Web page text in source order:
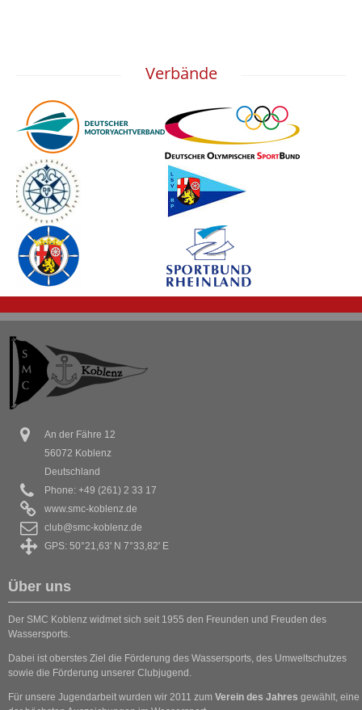
Verbände
An der Fähre 12
56072 Koblenz
Deutschland
Phone: +49 (261) 2 33 17
www.smc-koblenz.de
club@smc-koblenz.de
GPS: 50°21,63' N 7°33,82' E
Über uns
Der SMC Koblenz widmet sich seit 1955 den Freunden und Freuden des
Wassersports.
Dabei ist oberstes Ziel die Förderung des Wassersports, des Umweltschutzes
sowie die Förderung unserer Clubjugend.
Für unsere Jugendarbeit wurden wir 2011 zum Verein des Jahres gewählt, eine